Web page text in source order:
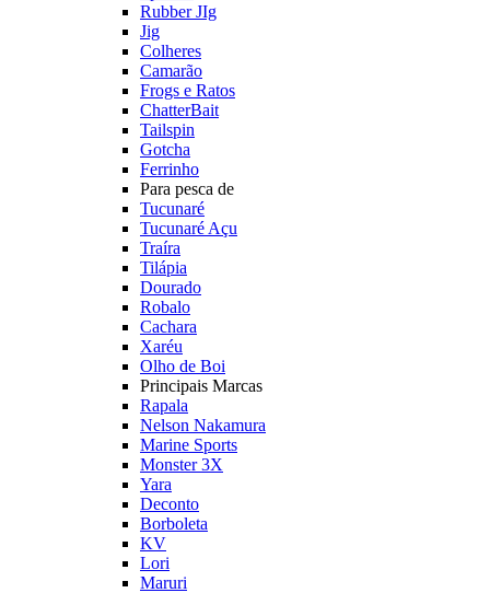
Rubber JIg
Jig
Colheres
Camarão
Frogs e Ratos
ChatterBait
Tailspin
Gotcha
Ferrinho
Para pesca de
Tucunaré
Tucunaré Açu
Traíra
Tilápia
Dourado
Robalo
Cachara
Xaréu
Olho de Boi
Principais Marcas
Rapala
Nelson Nakamura
Marine Sports
Monster 3X
Yara
Deconto
Borboleta
KV
Lori
Maruri